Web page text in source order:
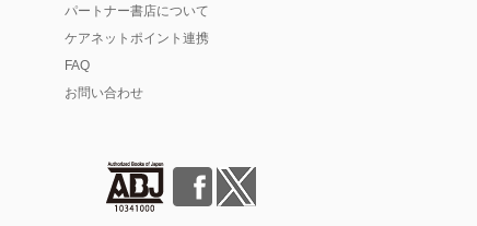
パートナー書店について
ケアネットポイント連携
FAQ
お問い合わせ